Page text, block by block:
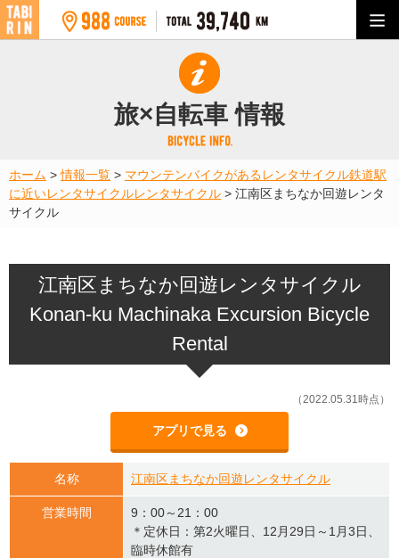
旅×自転車 情報
ホーム >情報一覧 > マウンテンバイクがあるレンタサイクル鉄道駅
に近いレンタサイクルレンタサイクル > 江南区まちなか回遊レンタ
サイクル
江南区まちなか回遊レンタサイクル
Konan-ku Machinaka Excursion Bicycle
Rental
（2022.05.31時点）
アプリで見る
名称 江南区まちなか回遊レンタサイクル
営業時間
9：00～21：00
＊定休日：第2火曜日、12月29日～1月3日、
臨時休館有